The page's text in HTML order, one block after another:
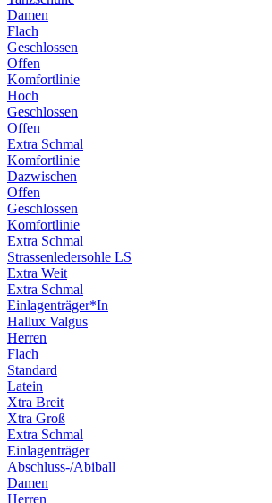
Damen
Flach
Geschlossen
Offen
Komfortlinie
Hoch
Geschlossen
Offen
Extra Schmal
Komfortlinie
Dazwischen
Offen
Geschlossen
Komfortlinie
Extra Schmal
Strassenledersohle LS
Extra Weit
Extra Schmal
Einlagenträger*In
Hallux Valgus
Herren
Flach
Standard
Latein
Xtra Breit
Xtra Groß
Extra Schmal
Einlagenträger
Abschluss-/Abiball
Damen
Herren